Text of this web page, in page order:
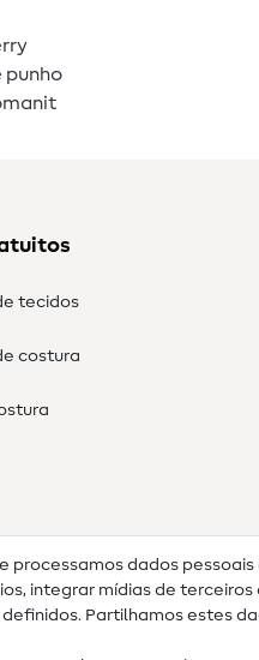
punho
tecidos
costura
dados
integrar mídias de terceiros
Partilhamos estes